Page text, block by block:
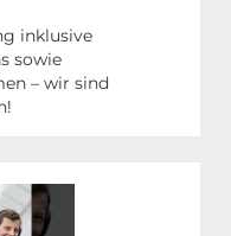
inklusive
sowie
– wir sind